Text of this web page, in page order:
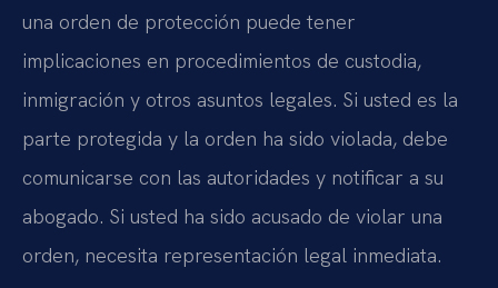
una orden de protección puede tener
implicaciones en procedimientos de custodia,
inmigración y otros asuntos legales. Si usted es la
parte protegida y la orden ha sido violada, debe
comunicarse con las autoridades y notificar a su
abogado. Si usted ha sido acusado de violar una
orden, necesita representación legal inmediata.